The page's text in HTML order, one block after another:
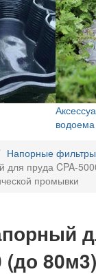
водоема
Напорные
для пруда CPA-
промывки
(до